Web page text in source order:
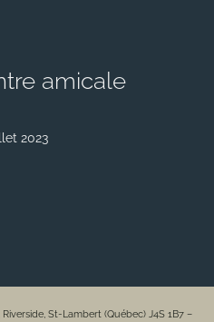
amicale
2023
St-Lambert (Québec) J4S 1B7 –